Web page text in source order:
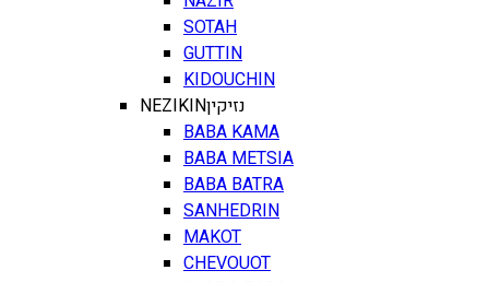
SOTAH
GUTTIN
KIDOUCHIN
NEZIKINנזיקין
BABA KAMA
BABA METSIA
BABA BATRA
SANHEDRIN
MAKOT
CHEVOUOT